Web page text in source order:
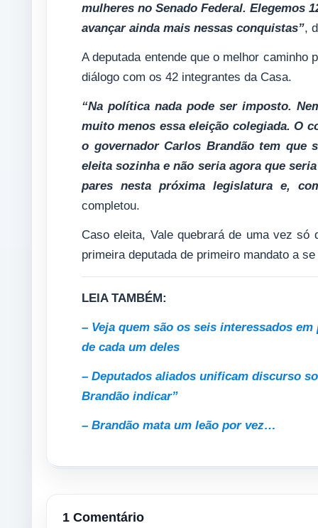
mulheres no Senado Federal. Elegemos
avançar ainda mais nessas conquistas”,
A deputada entende que o melhor caminho
diálogo com os 42 integrantes da Casa.
“Na política nada pode ser imposto.
muito menos essa eleição colegiada. O
o governador Carlos Brandão tem que
eleita sozinha e não seria agora que
pares nesta próxima legislatura e,
completou.
Caso eleita, Vale quebrará de uma vez só
primeira deputada de primeiro mandato a
LEIA TAMBÉM:
– Veja quem são os seis interessados
de cada um deles
– Deputados aliados unificam discurso
Brandão indicar”
– Brandão mata um leão por vez…
1 Comentário